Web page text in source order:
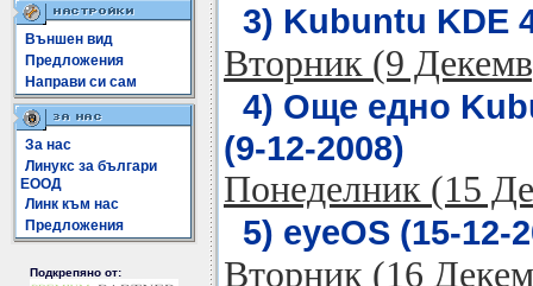
Външен вид
Предложения
Направи си сам
За нас
Линукс за българи
ЕООД
Линк към нас
Предложения
Подкрепяно от:
3) Kubuntu KDE
Вторник (9
4) Още едно
(9-12-2008)
Понеделник (15
5) eyeOS (15-12-
Вторник (16